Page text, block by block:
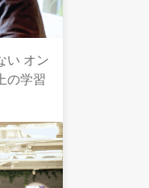
い オン
の学習